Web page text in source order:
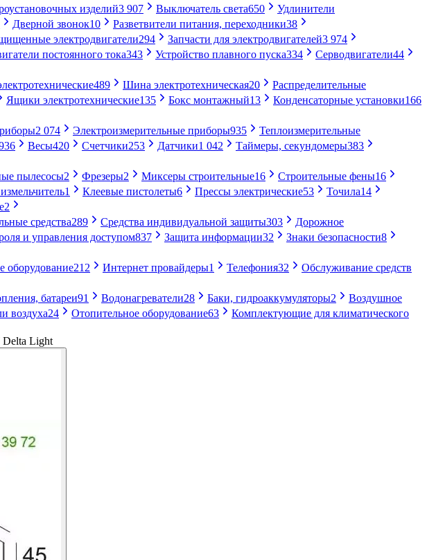
изделий3 907 Выключатель света650
Удлинители
Дверной звонок10 Разветвители питания, переходники38
электродвигатели294 Запчасти для электродвигателей3 974
постоянного тока343 Устройство плавного пуска334 Серводвигатели44
489 Шина электротехническая20
Распределительные
Ящики электротехнические135 Бокс монтажный13 Конденсаторные установки166
2 074 Электроизмерительные приборы935
Теплоизмерительные
Весы420 Счетчики253 Датчики1 042 Таймеры, секундомеры383
пылесосы2 Фрезеры2 Миксеры строительные16 Строительные фены16
1 Клеевые пистолеты6 Прессы электрические53 Точила14
2
средства289 Средства индивидуальной защиты303
Дорожное
и управления доступом837 Защита информации32 Знаки безопасности8
оборудование212 Интернет провайдеры1 Телефония32
Обслуживание средств
батареи91 Водонагреватели28 Баки, гидроаккумуляторы2
Воздушное
воздуха24 Отопительное оборудование63
Комплектующие для климатического
Delta Light